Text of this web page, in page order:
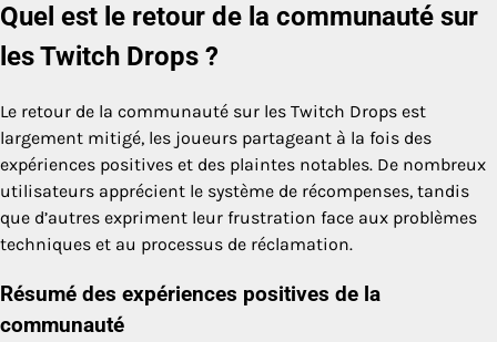
Quel est le retour de la communauté sur
les Twitch Drops ?
Le retour de la communauté sur les Twitch Drops est
largement mitigé, les joueurs partageant à la fois des
expériences positives et des plaintes notables. De nombreux
utilisateurs apprécient le système de récompenses, tandis
que d’autres expriment leur frustration face aux problèmes
techniques et au processus de réclamation.
Résumé des expériences positives de la
communauté